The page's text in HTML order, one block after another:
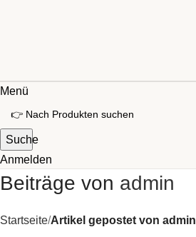
Menü
Suche
Anmelden
Beiträge von admin
Startseite Artikel gepostet von admin